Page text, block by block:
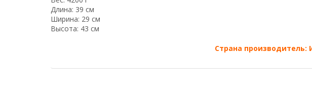
Длина: 39 см
Ширина: 29 см
Высота: 43 см
Страна производитель: